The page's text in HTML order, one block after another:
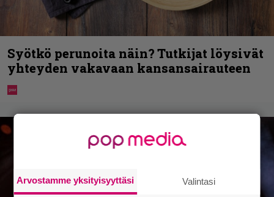
Syötkö perunoita näin? Tutkijat löysivät
yhteyden vakavaan kansansairauteen
Arvostamme yksityisyyttäsi Valintasi